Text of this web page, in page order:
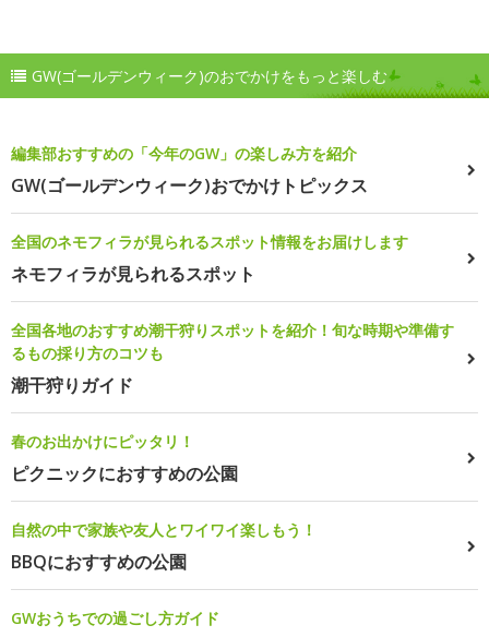
GW(ゴールデンウィーク)のおでかけをもっと楽しむ
編集部おすすめの「今年のGW」の楽しみ方を紹介
GW(ゴールデンウィーク)おでかけトピックス
全国のネモフィラが見られるスポット情報をお届けします
ネモフィラが見られるスポット
全国各地のおすすめ潮干狩りスポットを紹介！旬な時期や準備す
るもの採り方のコツも
潮干狩りガイド
春のお出かけにピッタリ！
ピクニックにおすすめの公園
自然の中で家族や友人とワイワイ楽しもう！
BBQにおすすめの公園
GWおうちでの過ごし方ガイド